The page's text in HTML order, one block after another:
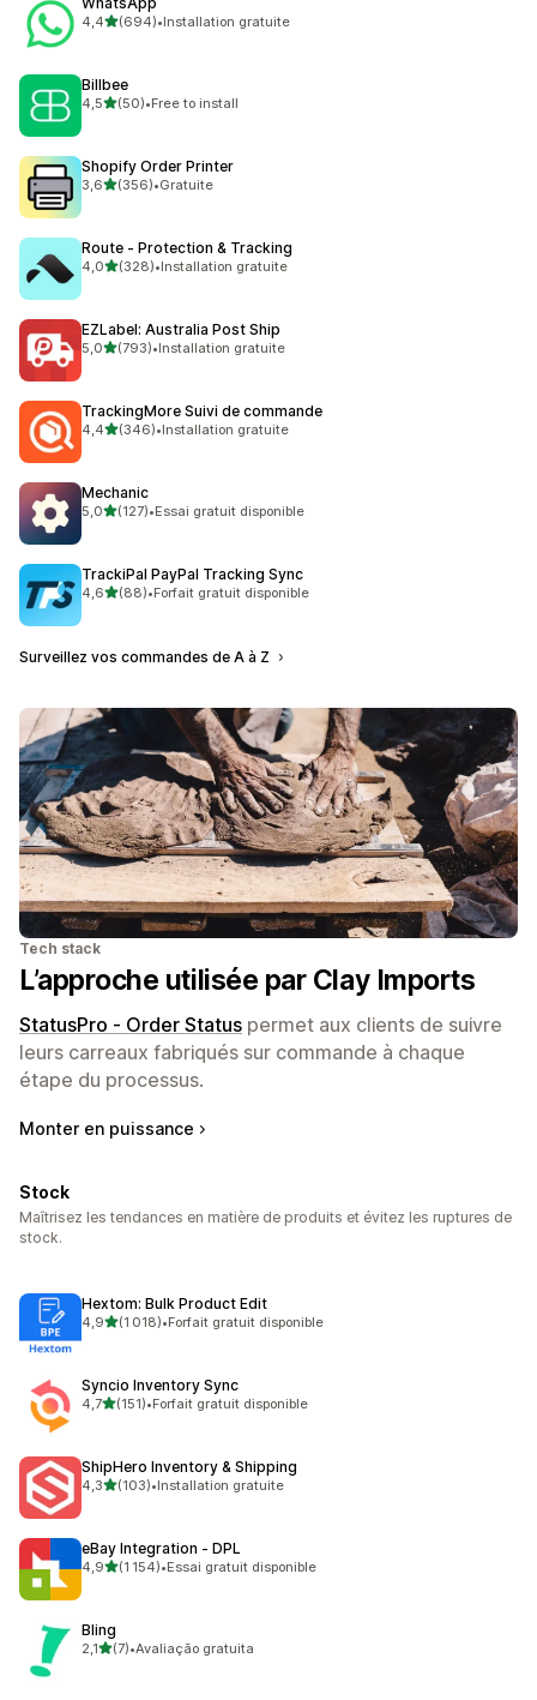
4,4étoile(s) sur 5
(694)
694 avis au total
•Installation gratuite
Billbee
4,5étoile(s) sur 5
(50)
50 avis au total
•Free to install
Shopify Order Printer
3,6étoile(s) sur 5
(356)
356 avis au total
•Gratuite
Route ‑ Protection & Tracking
4,0étoile(s) sur 5
(328)
328 avis au total
•Installation gratuite
EZLabel: Australia Post Ship
5,0étoile(s) sur 5
(793)
793 avis au total
•Installation gratuite
TrackingMore Suivi de commande
4,4étoile(s) sur 5
(346)
346 avis au total
•Installation gratuite
Mechanic
5,0étoile(s) sur 5
(127)
127 avis au total
•Essai gratuit disponible
TrackiPal PayPal Tracking Sync
4,6étoile(s) sur 5
(88)
88 avis au total
•Forfait gratuit disponible
Surveillez vos commandes de A à Z
Tech stack
L’approche utilisée par Clay Imports
StatusPro ‑ Order Status permet aux clients de suivre
leurs carreaux fabriqués sur commande à chaque
étape du processus.
Monter en puissance
Stock
Maîtrisez les tendances en matière de produits et évitez les ruptures de
stock.
Hextom: Bulk Product Edit
4,9étoile(s) sur 5
(1 018)
1018 avis au total
•Forfait gratuit disponible
Syncio Inventory Sync
4,7étoile(s) sur 5
(151)
151 avis au total
•Forfait gratuit disponible
ShipHero Inventory & Shipping
4,3étoile(s) sur 5
(103)
103 avis au total
•Installation gratuite
eBay Integration ‑ DPL
4,9étoile(s) sur 5
(1 154)
1154 avis au total
•Essai gratuit disponible
Bling
2,1étoile(s) sur 5
(7)
7 avis au total
•Avaliação gratuita